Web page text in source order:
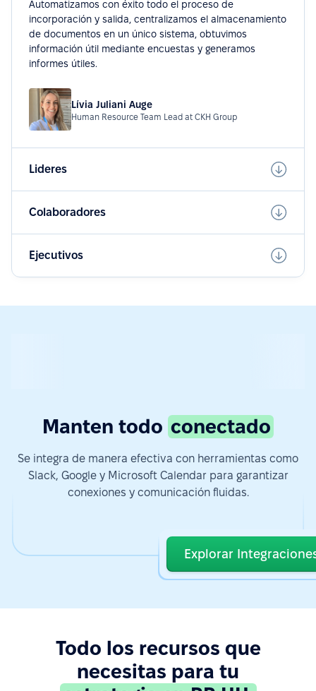
Automatizamos con éxito todo el proceso de
incorporación y salida, centralizamos el almacenamiento
de documentos en un único sistema, obtuvimos
información útil mediante encuestas y generamos
informes útiles.
Lívia Juliani Auge
Human Resource Team Lead at CKH Group
Lideres
Colaboradores
Ejecutivos
Manten todo conectado
Se integra de manera efectiva con herramientas como
Slack, Google y Microsoft Calendar para garantizar
conexiones y comunicación fluidas.
Explorar
Todo los recursos que
necesitas para tu